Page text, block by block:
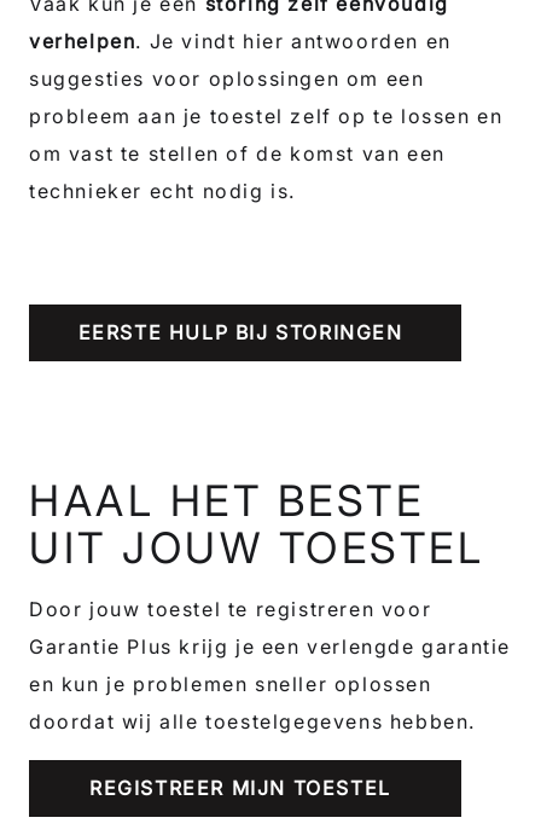
verhelpen. Je vindt hier antwoorden en
suggesties voor oplossingen om een
probleem aan je toestel zelf op te lossen en
om vast te stellen of de komst van een
technieker echt nodig is.
EERSTE HULP BIJ STORINGEN
HAAL HET BESTE
UIT JOUW TOESTEL
Door jouw toestel te registreren voor
Garantie Plus krijg je een verlengde garantie
en kun je problemen sneller oplossen
doordat wij alle toestelgegevens hebben.
REGISTREER MIJN TOESTEL